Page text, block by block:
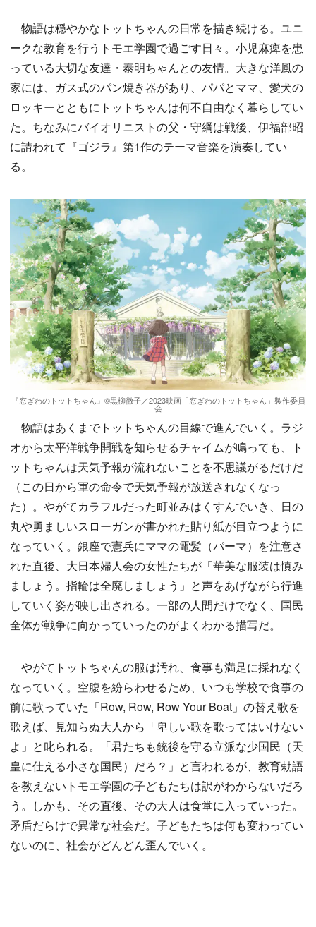
物語は穏やかなトットちゃんの日常を描き続ける。ユニ
ークな教育を行うトモエ学園で過ごす日々。小児麻痺を患
っている大切な友達・泰明ちゃんとの友情。大きな洋風の
家には、ガス式のパン焼き器があり、パパとママ、愛犬の
ロッキーとともにトットちゃんは何不自由なく暮らしてい
た。ちなみにバイオリニストの父・守綱は戦後、伊福部昭
に請われて『ゴジラ』第1作のテーマ音楽を演奏してい
る。
『窓ぎわのトットちゃん』©黒柳徹子／2023映画「窓ぎわのトットちゃん」製作委員
会
物語はあくまでトットちゃんの目線で進んでいく。ラジ
オから太平洋戦争開戦を知らせるチャイムが鳴っても、ト
ットちゃんは天気予報が流れないことを不思議がるだけだ
（この日から軍の命令で天気予報が放送されなくなっ
た）。やがてカラフルだった町並みはくすんでいき、日の
丸や勇ましいスローガンが書かれた貼り紙が目立つように
なっていく。銀座で憲兵にママの電髪（パーマ）を注意さ
れた直後、大日本婦人会の女性たちが「華美な服装は慎み
ましょう。指輪は全廃しましょう」と声をあげながら行進
していく姿が映し出される。一部の人間だけでなく、国民
全体が戦争に向かっていったのがよくわかる描写だ。
やがてトットちゃんの服は汚れ、食事も満足に採れなく
なっていく。空腹を紛らわせるため、いつも学校で食事の
前に歌っていた「Row, Row, Row Your Boat」の替え歌を
歌えば、見知らぬ大人から「卑しい歌を歌ってはいけない
よ」と叱られる。「君たちも銃後を守る立派な少国民（天
皇に仕える小さな国民）だろ？」と言われるが、教育勅語
を教えないトモエ学園の子どもたちは訳がわからないだろ
う。しかも、その直後、その大人は食堂に入っていった。
矛盾だらけで異常な社会だ。子どもたちは何も変わってい
ないのに、社会がどんどん歪んでいく。